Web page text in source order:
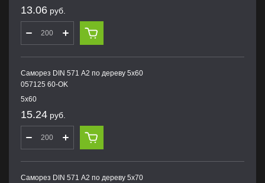
13.06 руб.
Саморез DIN 571 А2 по дереву 5х60
057125 60-OK
5х60
15.24 руб.
Саморез DIN 571 А2 по дереву 5х70